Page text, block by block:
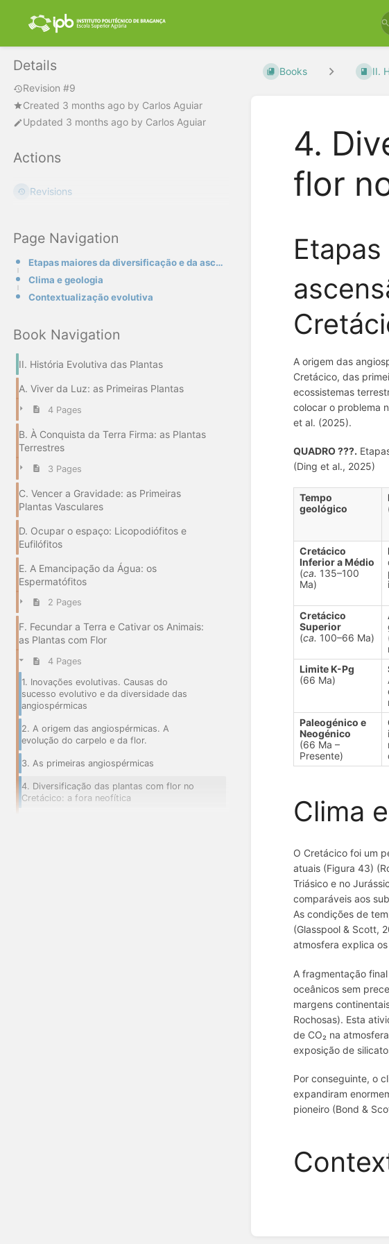
Details
Revision #9
Created 3 months ago by Carlos Aguiar
Updated 3 months ago by Carlos Aguiar
Actions
Revisions
Page Navigation
Etapas maiores da diversificação e da ascensão ecológica das angiospérmicas no Cretácico
Clima e geologia
Contextualização evolutiva
Book Navigation
II. História Evolutiva das Plantas
A. Viver da Luz: as Primeiras Plantas
4 Pages
B. À Conquista da Terra Firma: as Plantas
Terrestres
3 Pages
C. Vencer a Gravidade: as Primeiras
Plantas Vasculares
D. Ocupar o espaço: Licopodiófitos e
Eufilófitos
E. A Emancipação da Água: os
Espermatófitos
2 Pages
F. Fecundar a Terra e Cativar os Animais:
as Plantas com Flor
4 Pages
1. Inovações evolutivas. Causas do
sucesso evolutivo e da diversidade das
angiospérmicas
2. A origem das angiospérmicas. A
evolução do carpelo e da flor.
3. As primeiras angiospérmicas
4. Diversificação das plantas com flor no
Cretácico: a fora neofítica
Books II.
4.
flor
A origem das
Cretácico, das
ecossistemas
colocar o problema
et al. (2025).
QUADRO ???.
(Ding et al., 2025)
Tempo
geológico
Cretácico
Inferior a Médio
(ca. 135–100
Ma)
Cretácico
Superior
(ca. 100–66 Ma)
Limite K-Pg
(66 Ma)
Paleogénico e
Neogénico
(66 Ma –
Presente)
Clima
O Cretácico foi um
atuais (Figura 43)
Triásico e no
comparáveis aos
As condições de
(Glasspool & Scott,
atmosfera explica
A fragmentação
oceânicos sem
margens
Rochosas). Esta
de CO₂ na
exposição de
Por conseguinte, o
expandiram
pioneiro (Bond &